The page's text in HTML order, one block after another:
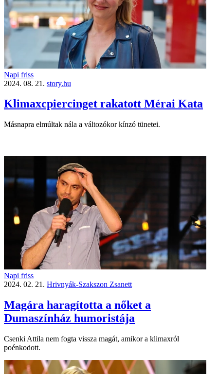
Napi friss
2024. 08. 21. story.hu
Klimaxcpiercinget rakatott Mérai Kata
Másnapra elmúltak nála a változókor kínzó tünetei.
Napi friss
2024. 02. 21. Hrivnyák-Szakszon Zsanett
Magára haragította a nőket a
Dumaszínház humoristája
Csenki Attila nem fogta vissza magát, amikor a klimaxról
poénkodott.